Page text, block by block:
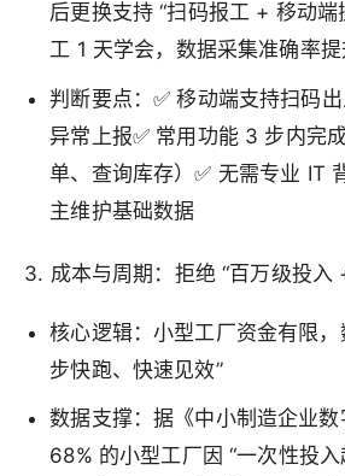
后更换支持 “扫码报工 + 移动端
工 1 天学会，数据采集准确率提
判断要点：✅ 移动端支持扫码出
异常上报✅ 常用功能 3 步内完
单、查询库存）✅ 无需专业 IT
主维护基础数据
3. 成本与周期：拒绝 “百万级投入
核心逻辑：小型工厂资金有限，
步快跑、快速见效”
数据支撑：据《中小制造企业数
68% 的小型工厂因 “一次性投